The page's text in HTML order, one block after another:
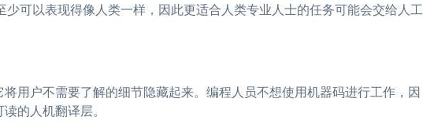
少可以表现得像人类一样，因此更适合人类专业人士的任务可能会交给人工
用户不需要了解的细节隐藏起来。编程人员不想使用机器码进行工作，因
的人机翻译层。